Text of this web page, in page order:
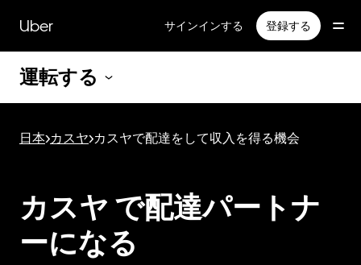
ン
Uber サインインする 登録する
運転する
日本>カスヤ>カスヤで配達をして収入を得る機会
カスヤ で配達パートナ
ーになる